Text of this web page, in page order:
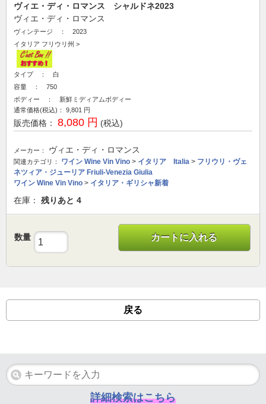
ヴィエ・ディ・ロマンス シャルドネ2023
ヴィエ・ディ・ロマンス
ヴィンテージ ： 2023
イタリア フリウリ州 >
タイプ ： 白
容量 ： 750
ボディー ： 新鮮ミディアムボディー
通常価格(税込)：
9,801 円
販売価格： 8,080 円 (税込)
メーカー： ヴィエ・ディ・ロマンス
関連カテゴリ： ワイン Wine Vin Vino > イタリア Italia > フリウリ・ヴェ
ネツィア・ジューリア Friuli-Venezia Giulia
ワイン Wine Vin Vino > イタリア・ギリシャ新着
在庫： 残りあと 4
数量 カートに入れる
戻る
詳細検索はこちら